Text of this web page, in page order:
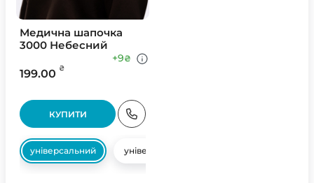
Медична шапочка
3000 Небесний
199.00 ₴
+9₴
КУПИТИ
універсальний універсальний